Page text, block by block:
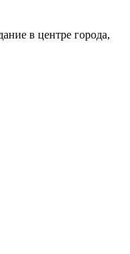
в центре города,